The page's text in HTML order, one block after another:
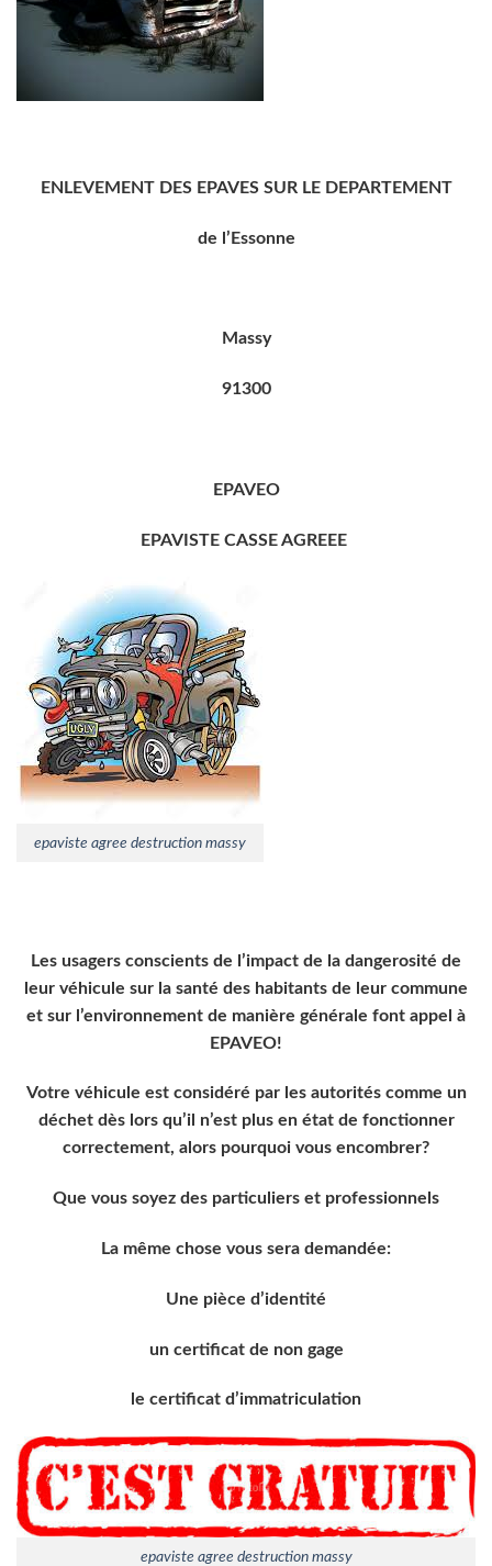
ENLEVEMENT DES EPAVES SUR LE DEPARTEMENT
de l’Essonne
Massy
91300
EPAVEO
EPAVISTE CASSE AGREEE
epaviste agree destruction massy
Les usagers conscients de l’impact de la dangerosité de
leur véhicule sur la santé des habitants de leur commune
et sur l’environnement de manière générale font appel à
EPAVEO!
Votre véhicule est considéré par les autorités comme un
déchet dès lors qu’il n’est plus en état de fonctionner
correctement, alors pourquoi vous encombrer?
Que vous soyez des particuliers et professionnels
La même chose vous sera demandée:
Une pièce d’identité
un certificat de non gage
le certificat d’immatriculation
epaviste agree destruction massy